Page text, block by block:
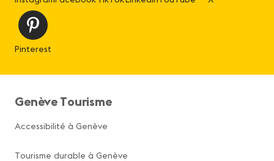
Pinterest
Genève Tourisme
Accessibilité à Genève
Tourisme durable à Genève